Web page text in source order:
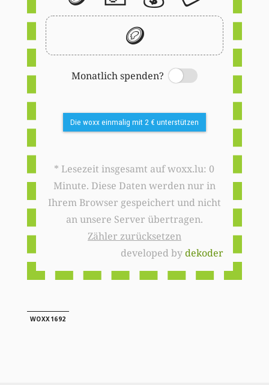
🪙
Monatlich spenden?
Switch
Die woxx einmalig mit 2 € unterstützen
* Lesezeit insgesamt auf woxx.lu: 0
Minute. Diese Daten werden nur in
Ihrem Browser gespeichert und nicht
an unsere Server übertragen.
Zähler zurücksetzen
developed bydekoder
WOXX1692